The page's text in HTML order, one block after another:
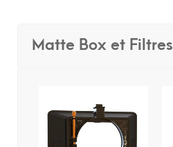
Matte Box et Filtres